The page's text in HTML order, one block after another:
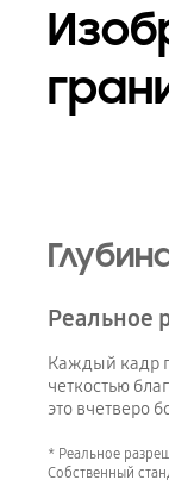
Реальное
Каждый кадр
четкостью
это вчетверо
* Реальное
Собственный